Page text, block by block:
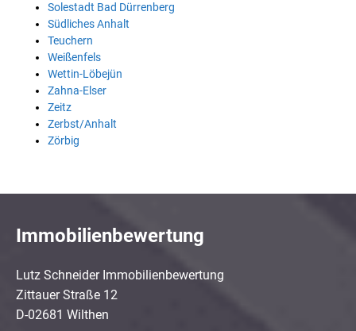
Solestadt Bad Dürrenberg
Südliches Anhalt
Teuchern
Weißenfels
Wettin-Löbejün
Zahna-Elser
Zeitz
Zerbst/Anhalt
Zörbig
Immobilienbewertung
Lutz Schneider Immobilienbewertung
Zittauer Straße 12
D-02681 Wilthen